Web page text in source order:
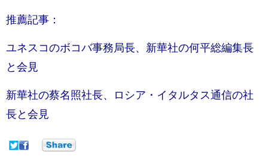
推薦記事：
ユネスコのボコバ事務局長、新華社の何平総編集長
と会見
新華社の蔡名照社長、ロシア・イタルタス通信の社
長と会見